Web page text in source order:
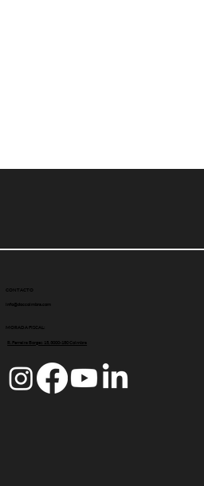
CONTACTO
info@doccoimbra.com
MORADA FISCAL:
R. Ferreira Borges 15, 3000-180 Coimbra